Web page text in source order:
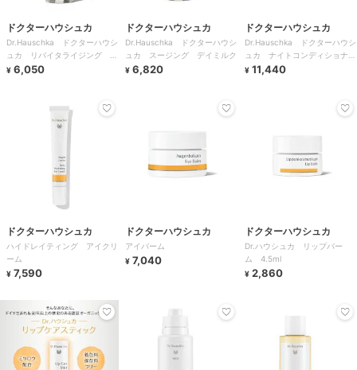
ドクターハウシュカ
Dr.Hauschka ドクターハウシ
ュカ リバイタライジング デ
イミルク
¥ 6,050
ドクターハウシュカ
Dr.Hauschka ドクターハウシ
ュカ スージング デイミルク
¥ 6,820
ドクターハウシュカ
Dr.Hauschka ドクターハウシ
ュカ ナイトコンディショナ
ー 1ml×30個
¥ 11,440
ドクターハウシュカ
ハイドレイティング アイクリ
ーム
¥ 7,590
ドクターハウシュカ
アイバーム
¥ 7,040
ドクターハウシュカ
Dr.ハウシュカ リップバー
ム 4.5ml
¥ 2,860